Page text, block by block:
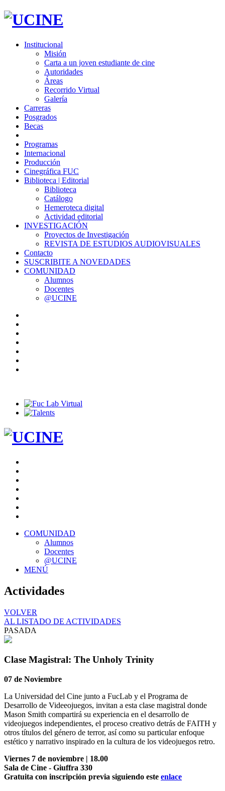
Institucional
Misión
Carta a un joven estudiante de cine
Autoridades
Áreas
Recorrido Virtual
Galería
Carreras
Posgrados
Becas
Programas
Internacional
Producción
Cinegráfica FUC
Biblioteca | Editorial
Biblioteca
Catálogo
Hemeroteca digital
Actividad editorial
INVESTIGACIÓN
Proyectos de Investigación
REVISTA DE ESTUDIOS AUDIOVISUALES
Contacto
SUSCRIBITE A NOVEDADES
COMUNIDAD
Alumnos
Docentes
@UCINE
COMUNIDAD
Alumnos
Docentes
@UCINE
MENÚ
Actividades
VOLVER
AL LISTADO DE ACTIVIDADES
PASADA
Clase Magistral: The Unholy Trinity
07 de Noviembre
La Universidad del Cine junto a FucLab y el Programa de
Desarrollo de Videeojuegos, invitan a esta clase magistral donde
Mason Smith compartirá su experiencia en el desarrollo de
videojuegos independientes, el proceso creativo detrás de FAITH y
otros títulos del género de terror, así como su particular enfoque
estético y narrativo inspirado en la cultura de los videojuegos retro.
Viernes 7 de noviembre | 18.00
Sala de Cine - Giuffra 330
Gratuita con inscripción previa siguiendo este enlace